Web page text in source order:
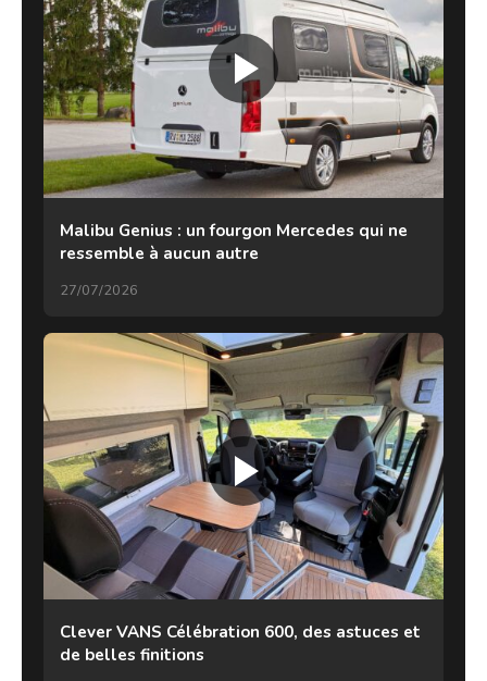
Malibu Genius : un fourgon Mercedes qui ne
ressemble à aucun autre
27/07/2026
Clever VANS Célébration 600, des astuces et
de belles finitions